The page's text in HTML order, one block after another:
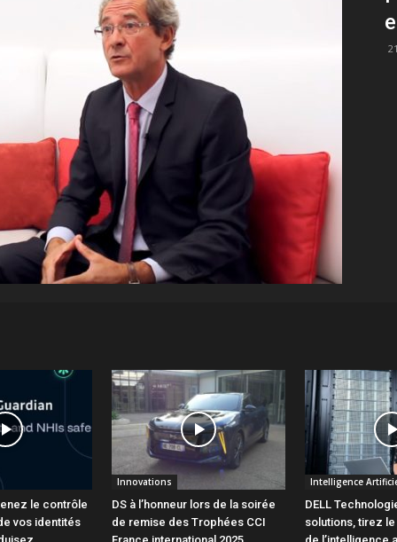
le contrôle
vos identités
Innovations
DS à l’honneur lors de la soirée
de remise des Trophées CCI
Intelligence
DELL
solutions, tirez